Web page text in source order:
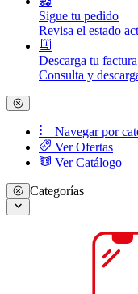
Sigue tu pedido
Revisa el estado
Descarga tu factura
Consulta y
Navegar por
Ver Ofertas
Ver Catálogo
Categorías